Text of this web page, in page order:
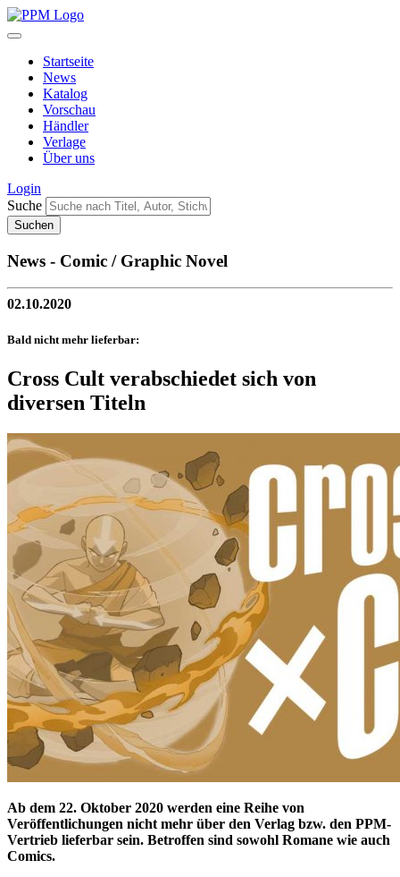
Startseite
News
Katalog
Vorschau
Händler
Verlage
Über uns
Login
Suche
News - Comic / Graphic Novel
02.10.2020
Bald nicht mehr lieferbar:
Cross Cult verabschiedet sich von
diversen Titeln
Ab dem 22. Oktober 2020 werden eine Reihe von
Veröffentlichungen nicht mehr über den Verlag bzw. den PPM-
Vertrieb lieferbar sein. Betroffen sind sowohl Romane wie auch
Comics.